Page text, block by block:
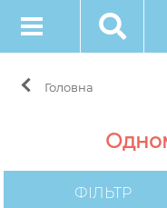
Головна
ФІЛЬТР